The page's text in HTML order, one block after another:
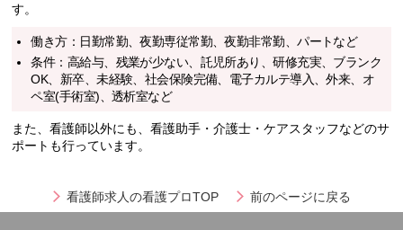
す。
働き方：日勤常勤、夜勤専従常勤、夜勤非常勤、パートなど
条件：高給与、残業が少ない、託児所あり、研修充実、ブランク
OK、新卒、未経験、社会保険完備、電子カルテ導入、外来、オ
ペ室(手術室)、透析室など
また、看護師以外にも、看護助手・介護士・ケアスタッフなどのサ
ポートも行っています。
看護師求人の看護プロTOP 前のページに戻る